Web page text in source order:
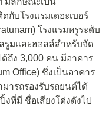
บโรงแรมเดอะเบอร์
โรงแรมหรูระดับ
รูมและฮอลล์สำหรับจัด
ถึง 3,000 คน มีอาคาร
Office) ซึ่งเป็นอาคาร
ารถรองรับรถยนต์ได้
ที่มี ชื่อเสียงโด่งดังไป